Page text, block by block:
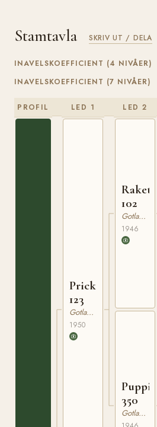
Stamtavla SKRIV UT / DELA
INAVELSKOEFFICIENT (4 NIVÅER)
INAVELSKOEFFICIENT (7 NIVÅER)
PROFIL LED 1
Prick
123
Gotlandsruss
1950
LED 2
Raketen
102
Gotlandsruss
1946
Puppi
350
Gotlandsruss